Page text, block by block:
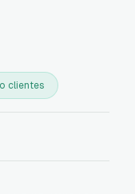
clientes